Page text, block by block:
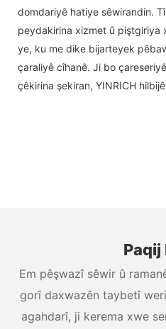
domdariyê hatiye sêwirandin.
peydakirina xizmet û piştgiriya
ye, ku me dike bijarteyek
çaraliyê cîhanê. Ji bo
çêkirina şekiran, YINRICH
Paqij
Em pêşwazî sêwir û
gorî daxwazên taybetî
agahdarî, ji kerema xwe